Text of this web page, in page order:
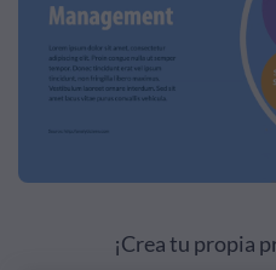
¡Crea tu propia